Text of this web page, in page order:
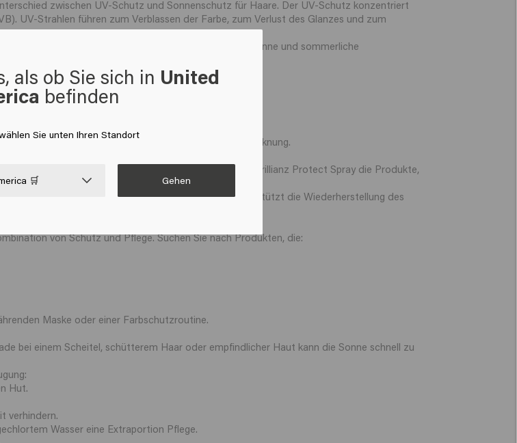
zwischen UV-Schutz und Sonnenschutz für Haare. Der UV-Schutz konzentriert
UV-Strahlen führen zum Verblassen der Farbe, zum Verlust des Glanzes und zum
UV-Strahlung, sondern auch andere Einflüsse der Sonne und sommerliche
und Unterstützung gegen sonnenbedingte Austrocknung.
Conditioner, die Color Brillianz Mask und das Color Brillianz Protect Spray die Produkte,
die Farbe länger schön zu halten.
nährende Spray spendet dem Haar Feuchtigkeit, unterstützt die Wiederherstellung des
zu halten.
von Schutz und Pflege. Suchen Sie nach Produkten, die:
Maske oder einer Farbschutzroutine.
bei einem Scheitel, schütterem Haar oder empfindlicher Haut kann die Sonne schnell zu
Hut.
verhindern.
Wasser eine Extraportion Pflege.
als ob Sie sich in United
befinden
Sie unten Ihren Standort
🛒 Gehen